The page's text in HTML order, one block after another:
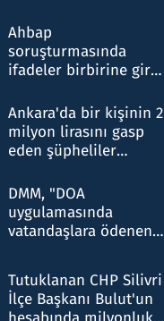
nitelikte olduğunu
belirtti
Ahbap
soruşturmasında
ifadeler birbirine girdi:
ifadelerinden ortaya
çıkan tablo şok etti
Ankara'da bir kişinin 2
milyon lirasını gasp
eden şüpheliler
DMM, "DOA
uygulamasında
vatandaşlara ödenen
düşürüldüğü" iddiasını
yalanladı
Tutuklanan CHP Silivri
İlçe Başkanı Bulut'un